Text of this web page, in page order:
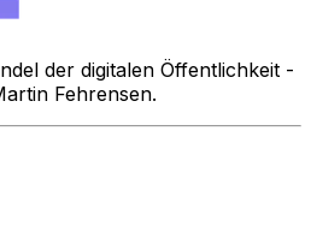
der digitalen Öffentlichkeit -
Fehrensen.